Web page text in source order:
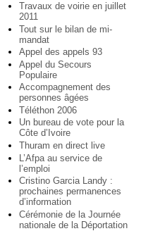
Travaux de voirie en juillet
2011
Tout sur le bilan de mi-
mandat
Appel des appels 93
Appel du Secours
Populaire
Accompagnement des
personnes âgées
Téléthon 2006
Un bureau de vote pour la
Côte d’Ivoire
Thuram en direct live
L’Afpa au service de
l’emploi
Cristino Garcia Landy :
prochaines permanences
d’information
Cérémonie de la Journée
nationale de la Déportation